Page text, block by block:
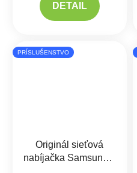
DETAIL
PRÍSLUŠENSTVO
Originál sieťová
nabíjačka Samsung +